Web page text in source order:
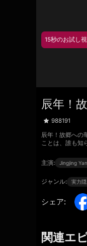
15秒のお試し
辰年！
988191
辰年！故郷への
ことは、誰も知
主演: Jingjing
ジャンル: 実力隠
シェア:
関連エ